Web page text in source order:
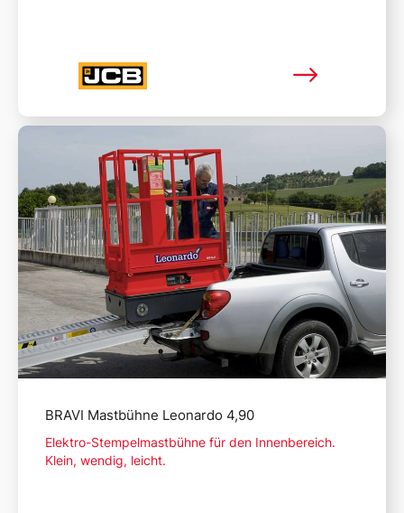
BRAVI Mastbühne Leonardo 4,90
Elektro-Stempelmastbühne für den Innenbereich.
Klein, wendig, leicht.
Mehr lesen